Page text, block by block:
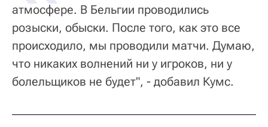
атмосфере. В Бельгии проводились
розыски, обыски. После того, как это все
происходило, мы проводили матчи. Думаю,
что никаких волнений ни у игроков, ни у
болельщиков не будет", - добавил Кумс.